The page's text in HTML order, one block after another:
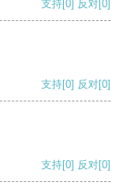
支持 [0] 反对 [0]
支持[0] 反对[0]
支持[0] 反对[0]